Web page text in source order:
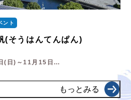
ント
そうはんてんぱん)
(日)～11月15日…
もっとみる